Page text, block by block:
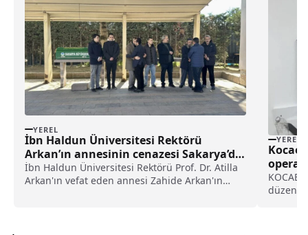
YEREL
İbn Haldun Üniversitesi Rektörü
Arkan’ın annesinin cenazesi Sakarya’da
defnedildi haberi
İbn Haldun Üniversitesi Rektörü Prof. Dr. Atilla
Arkan'ın vefat eden annesi Zahide Arkan'ın
YEREL